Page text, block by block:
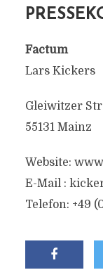
Factum
Lars Kickers
Gleiwitzer
55131 Mainz
Website:
E-Mail :
Telefon: +49